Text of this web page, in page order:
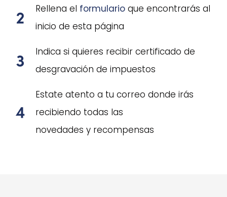
Rellena el formulario que encontrarás al
inicio de esta página
⁠Indica si quieres recibir certificado de
desgravación de impuestos
Estate atento a tu correo donde irás
recibiendo todas las
novedades y recompensas